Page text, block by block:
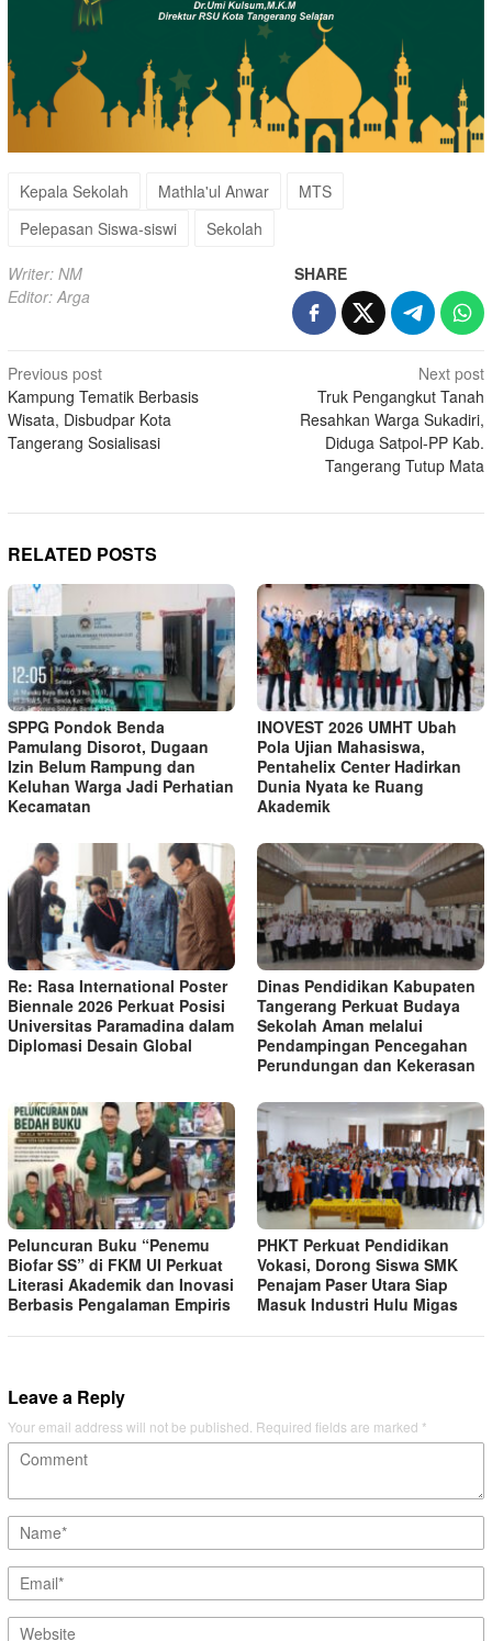
Kepala Sekolah Mathla'ul Anwar
MTS
Pelepasan Siswa-siswi
Sekolah
Writer: NM
Editor: Arga
SHARE
Post
navigation
Previous post
Kampung Tematik Berbasis
Wisata, Disbudpar Kota
Tangerang Sosialisasi
Next post
Truk Pengangkut Tanah
Resahkan Warga Sukadiri,
Diduga Satpol-PP Kab.
Tangerang Tutup Mata
RELATED POSTS
SPPG Pondok Benda
Pamulang Disorot, Dugaan
Izin Belum Rampung dan
Keluhan Warga Jadi Perhatian
Kecamatan
INOVEST 2026 UMHT Ubah
Pola Ujian Mahasiswa,
Pentahelix Center Hadirkan
Dunia Nyata ke Ruang
Akademik
Re: Rasa International Poster
Biennale 2026 Perkuat Posisi
Universitas Paramadina dalam
Diplomasi Desain Global
Dinas Pendidikan Kabupaten
Tangerang Perkuat Budaya
Sekolah Aman melalui
Pendampingan Pencegahan
Perundungan dan Kekerasan
Peluncuran Buku “Penemu
Biofar SS” di FKM UI Perkuat
Literasi Akademik dan Inovasi
Berbasis Pengalaman Empiris
PHKT Perkuat Pendidikan
Vokasi, Dorong Siswa SMK
Penajam Paser Utara Siap
Masuk Industri Hulu Migas
Leave a Reply
Your email address will not be published. Required fields are marked *